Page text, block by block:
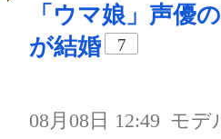
「ウマ娘」声優
が結婚
7
08月08日 12:49 モデ